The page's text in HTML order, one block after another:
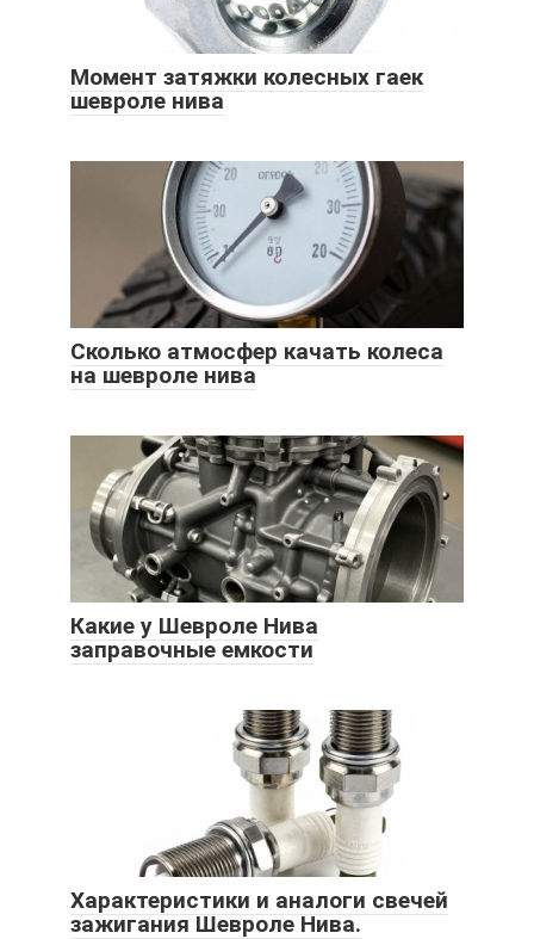
Момент затяжки колесных гаек
шевроле нива
Сколько атмосфер качать колеса
на шевроле нива
Какие у Шевроле Нива
заправочные емкости
Характеристики и аналоги свечей
зажигания Шевроле Нива.